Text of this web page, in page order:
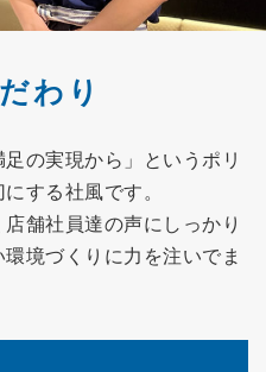
わり
足の実現から」というポリ
する社風です。
舗社員達の声にしっかり
境づくりに力を注いでま